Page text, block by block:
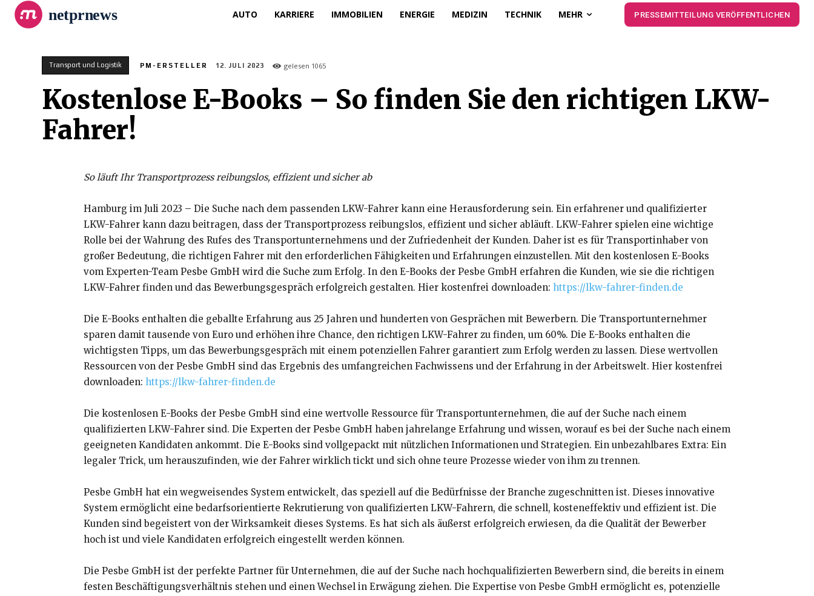
netprnews AUTO KARRIERE IMMOBILIEN ENERGIE MEDIZIN TECHNIK MEHR PRESSEMITTEILUNG VERÖFFENTLICHEN
Transport und Logistik PM-ERSTELLER 12. JULI 2023 gelesen 1065
Kostenlose E-Books – So finden Sie den richtigen LKW-
Fahrer!
So läuft Ihr Transportprozess reibungslos, effizient und sicher ab
Hamburg im Juli 2023 – Die Suche nach dem passenden LKW-Fahrer kann eine Herausforderung sein. Ein erfahrener und qualifizierter
LKW-Fahrer kann dazu beitragen, dass der Transportprozess reibungslos, effizient und sicher abläuft. LKW-Fahrer spielen eine wichtige
Rolle bei der Wahrung des Rufes des Transportunternehmens und der Zufriedenheit der Kunden. Daher ist es für Transportinhaber von
großer Bedeutung, die richtigen Fahrer mit den erforderlichen Fähigkeiten und Erfahrungen einzustellen. Mit den kostenlosen E-Books
vom Experten-Team Pesbe GmbH wird die Suche zum Erfolg. In den E-Books der Pesbe GmbH erfahren die Kunden, wie sie die richtigen
LKW-Fahrer finden und das Bewerbungsgespräch erfolgreich gestalten. Hier kostenfrei downloaden: https://lkw-fahrer-finden.de
Die E-Books enthalten die geballte Erfahrung aus 25 Jahren und hunderten von Gesprächen mit Bewerbern. Die Transportunternehmer
sparen damit tausende von Euro und erhöhen ihre Chance, den richtigen LKW-Fahrer zu finden, um 60%. Die E-Books enthalten die
wichtigsten Tipps, um das Bewerbungsgespräch mit einem potenziellen Fahrer garantiert zum Erfolg werden zu lassen. Diese wertvollen
Ressourcen von der Pesbe GmbH sind das Ergebnis des umfangreichen Fachwissens und der Erfahrung in der Arbeitswelt. Hier kostenfrei
downloaden: https://lkw-fahrer-finden.de
Die kostenlosen E-Books der Pesbe GmbH sind eine wertvolle Ressource für Transportunternehmen, die auf der Suche nach einem
qualifizierten LKW-Fahrer sind. Die Experten der Pesbe GmbH haben jahrelange Erfahrung und wissen, worauf es bei der Suche nach einem
geeigneten Kandidaten ankommt. Die E-Books sind vollgepackt mit nützlichen Informationen und Strategien. Ein unbezahlbares Extra: Ein
legaler Trick, um herauszufinden, wie der Fahrer wirklich tickt und sich ohne teure Prozesse wieder von ihm zu trennen.
Pesbe GmbH hat ein wegweisendes System entwickelt, das speziell auf die Bedürfnisse der Branche zugeschnitten ist. Dieses innovative
System ermöglicht eine bedarfsorientierte Rekrutierung von qualifizierten LKW-Fahrern, die schnell, kosteneffektiv und effizient ist. Die
Kunden sind begeistert von der Wirksamkeit dieses Systems. Es hat sich als äußerst erfolgreich erwiesen, da die Qualität der Bewerber
hoch ist und viele Kandidaten erfolgreich eingestellt werden können.
Die Pesbe GmbH ist der perfekte Partner für Unternehmen, die auf der Suche nach hochqualifizierten Bewerbern sind, die bereits in einem
festen Beschäftigungsverhältnis stehen und einen Wechsel in Erwägung ziehen. Die Expertise von Pesbe GmbH ermöglicht es, potenzielle